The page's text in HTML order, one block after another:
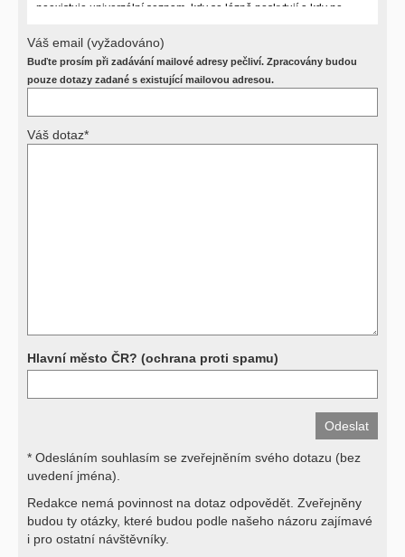
neexistuje univerzální seznam, kdy se lázně poskytují a kdy ne.
postižení pacienta a dalších zdravotních okolnostech.
Požádejte svého ošetřujícího lékaře o návrh, který pak posoudí
příslušný revizní lékař. My vám spolehlivou odpověď dát
Výsledky vyšetření
Váš email (vyžadováno)
Buďte prosím při zadávání mailové adresy pečliví. Zpracovány budou
pouze dotazy zadané s existující mailovou adresou.
Váš dotaz*
Hlavní město ČR? (ochrana proti spamu)
* Odesláním souhlasím se zveřejněním svého dotazu (bez
uvedení jména).
Redakce nemá povinnost na dotaz odpovědět. Zveřejněny
budou ty otázky, které budou podle našeho názoru zajímavé
i pro ostatní návštěvníky.